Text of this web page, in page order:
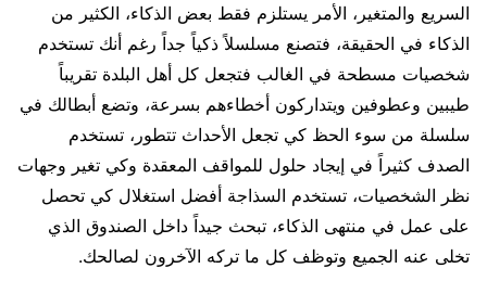
السريع والمتغير، الأمر يستلزم فقط بعض الذكاء، الكثير من
الذكاء في الحقيقة، فتصنع مسلسلاً ذكياً جداً رغم أنك تستخدم
شخصيات مسطحة في الغالب فتجعل كل أهل البلدة تقريباً
طيبين وعطوفين ويتداركون أخطاءهم بسرعة، وتضع أبطالك في
سلسلة من سوء الحظ كي تجعل الأحداث تتطور، تستخدم
الصدف كثيراً في إيجاد حلول للمواقف المعقدة وكي تغير وجهات
نظر الشخصيات، تستخدم السذاجة أفضل استغلال كي تحصل
على عمل في منتهى الذكاء، تبحث جيداً داخل الصندوق الذي
تخلى عنه الجميع وتوظف كل ما تركه الآخرون لصالحك.